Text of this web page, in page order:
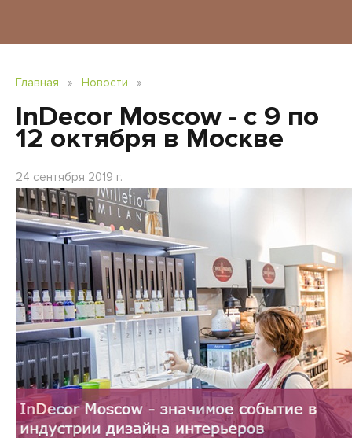
Главная » Новости »
InDecor Moscow - с 9 по
12 октября в Москве
24 сентября 2019 г.